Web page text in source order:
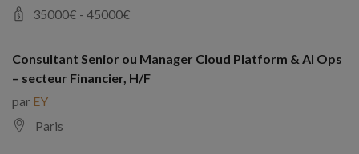
35000€ - 45000€
Consultant Senior ou Manager Cloud Platform & AI Ops
– secteur Financier, H/F
par EY
Paris